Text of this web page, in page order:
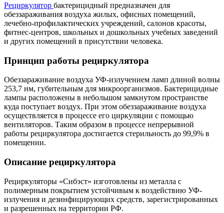
Рециркулятор бактерицидный предназначен для
обеззараживания воздуха жилых, офисных помещений,
лечебно-профилактических учреждений, салонов красоты,
фитнес-центров, школьных и дошкольных учебных заведений
и других помещений в присутствии человека.
Принцип работы рециркулятора
Обеззараживание воздуха УФ-излучением ламп длиной волны
253,7 нм, губительным для микроорганизмов. Бактерицидные
лампы расположены в небольшом замкнутом пространстве
куда поступает воздух. При этом обеззараживание воздуха
осуществляется в процессе его циркуляции с помощью
вентиляторов. Таким образом в процессе непрерывной
работы рециркулятора достигается стерильность до 99,9% в
помещении.
Описание рециркулятора
Рециркуляторы «Сибэст» изготовлены из металла с
полимерным покрытием устойчивым к воздействию УФ-
излучения и дезинфицирующих средств, зарегистрированных
и разрешенных на территории РФ.